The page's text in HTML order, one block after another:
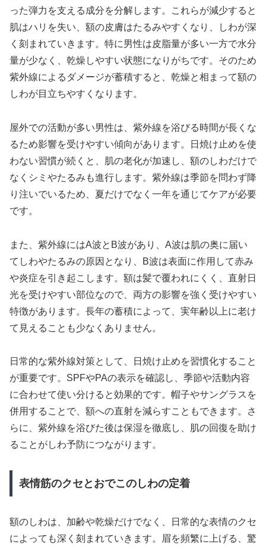
った弾力を支える成分を分解します。これらが減少すると
肌はハリを失い、額の皮膚はたるみやすくなり、しわが深
く刻まれていきます。特に男性は皮脂量が多い一方で水分
量が少なく、乾燥しやすい状態になりがちです。そのため
紫外線によるダメージが蓄積すると、乾燥と相まって額の
しわが目立ちやすくなります。
屋外での活動が多い男性は、紫外線を浴びる時間が長くな
るため影響を受けやすい傾向があります。日焼け止めを使
わない習慣が続くと、肌の老化が加速し、額のしわだけで
なくシミやたるみも進行します。紫外線は季節を問わず降
り注いでいるため、夏だけでなく一年を通じてケアが必要
です。
また、紫外線にはA波とB波があり、A波は肌の奥に届い
てしわやたるみの原因となり、B波は表面に作用して赤み
や炎症を引き起こします。額は髪で覆われにくく、直射日
光を受けやすい部位なので、両方の影響を強く受けやすい
特徴があります。長年の蓄積によって、実年齢以上に老け
て見えることも少なくありません。
日常的な紫外線対策として、日焼け止めを習慣化すること
が重要です。SPFやPAの表示を確認し、季節や活動内容
に合わせて使い分けると効果的です。帽子やサングラスを
併用することで、額への直射を減らすこともできます。さ
らに、紫外線を浴びた後は保湿を徹底し、肌の回復を助け
ることがしわ予防につながります。
表情筋のクセとおでこのしわの定着
額のしわは、加齢や乾燥だけでなく、日常的な表情のクセ
によっても深く刻まれていきます。眉を頻繁に上げる、驚